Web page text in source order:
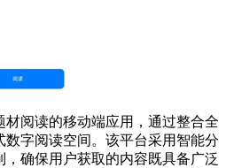
材阅读的移动端应用，通过整合全
数字阅读空间。该平台采用智能分
确保用户获取的内容既具备广泛